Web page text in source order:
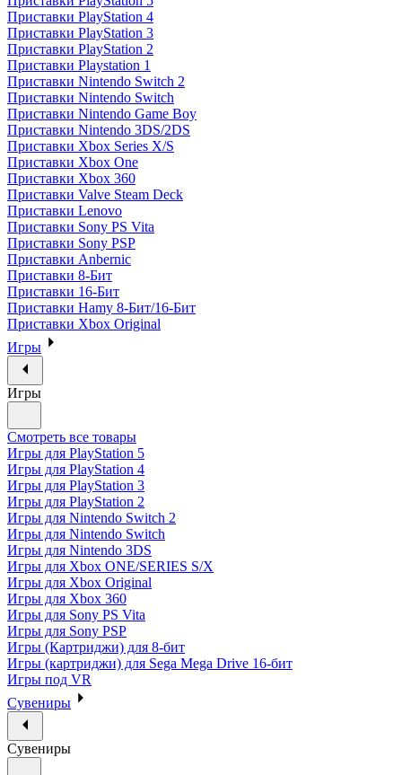
Приставки PlayStation 4
Приставки PlayStation 3
Приставки PlayStation 2
Приставки Playstation 1
Приставки Nintendo Switch 2
Приставки Nintendo Switch
Приставки Nintendo Game Boy
Приставки Nintendo 3DS/2DS
Приставки Xbox Series X/S
Приставки Xbox One
Приставки Xbox 360
Приставки Valve Steam Deck
Приставки Lenovo
Приставки Sony PS Vita
Приставки Sony PSP
Приставки Anbernic
Приставки 8-Бит
Приставки 16-Бит
Приставки Hamy 8-Бит/16-Бит
Приставки Xbox Original
Игры
Игры
Смотреть все товары
Игры для PlayStation 5
Игры для PlayStation 4
Игры для PlayStation 3
Игры для PlayStation 2
Игры для Nintendo Switch 2
Игры для Nintendo Switch
Игры для Nintendo 3DS
Игры для Xbox ONE/SERIES S/X
Игры для Xbox Original
Игры для Xbox 360
Игры для Sony PS Vita
Игры для Sony PSP
Игры (Картриджи) для 8-бит
Игры (картриджи) для Sega Mega Drive 16-бит
Игры под VR
Сувениры
Сувениры